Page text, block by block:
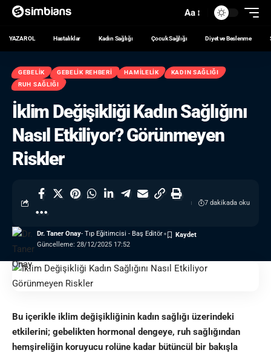
Aa
YAZAR OL Hastalıklar Kadın Sağlığı Çocuk Sağlığı Diyet ve Beslenme
GEBELIK GEBELIK REHBERI HAMILELIK
KADIN SAĞLIĞI
RUH SAĞLIĞI
İklim Değişikliği Kadın Sağlığını
Nasıl Etkiliyor? Görünmeyen
Riskler
Güncelleme: 28/12/2025 17:52
Dr. Taner Onay- Tıp Eğitimcisi - Baş Editör
7 dakikada oku
Bu içerikle iklim değişikliğinin kadın sağlığı üzerindeki
etkilerini; gebelikten hormonal dengeye, ruh sağlığından
hemşireliğin koruyucu rolüne kadar bütüncül bir bakışla